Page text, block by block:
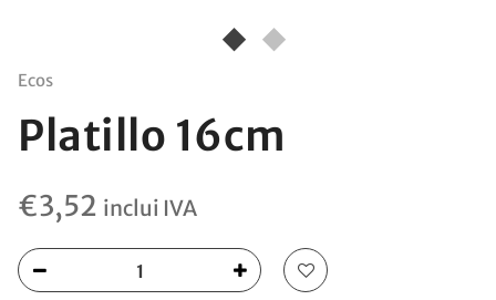
Ecos
Platillo 16cm
€3,52 inclui IVA